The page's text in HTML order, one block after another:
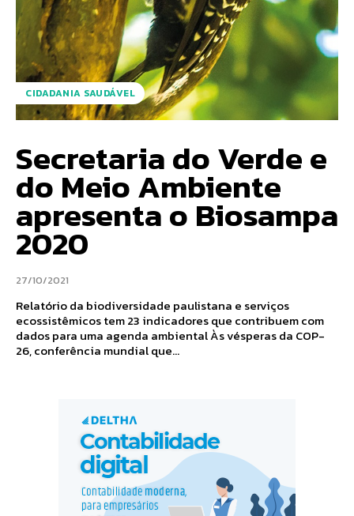
CIDADANIA SAUDÁVEL
Secretaria do Verde e
do Meio Ambiente
apresenta o Biosampa
2020
27/10/2021
Relatório da biodiversidade paulistana e serviços
ecossistêmicos tem 23 indicadores que contribuem com
dados para uma agenda ambiental Às vésperas da COP-
26, conferência mundial que...